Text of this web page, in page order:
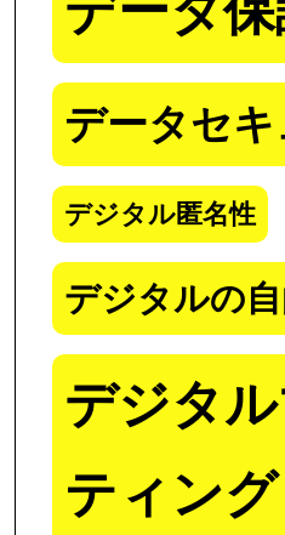
データセ
デジタル匿名性
デジタルの
デジタ
ティング